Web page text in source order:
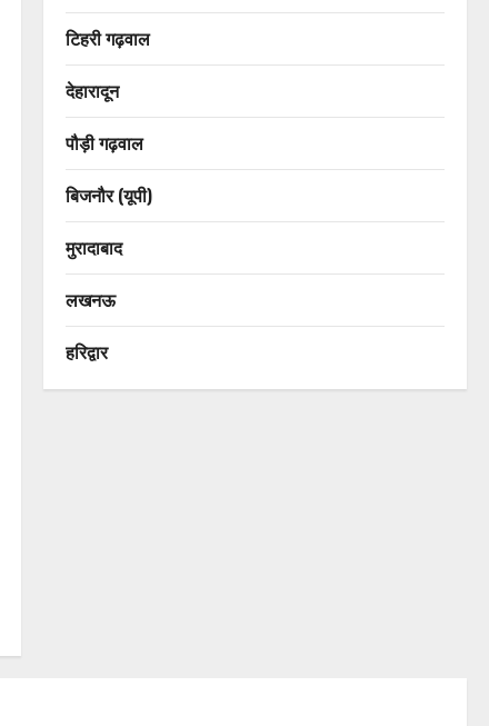
टिहरी गढ़वाल
देहारादून
पौड़ी गढ़वाल
बिजनौर (यूपी)
मुरादाबाद
लखनऊ
हरिद्वार